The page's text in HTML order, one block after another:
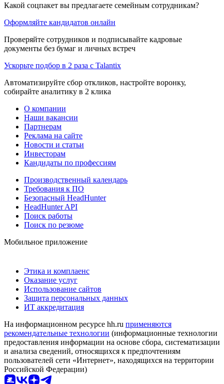
Какой соцпакет вы предлагаете семейным сотрудникам?
Оформляйте кандидатов онлайн
Проверяйте сотрудников и подписывайте кадровые
документы без бумаг и личных встреч
Ускорьте подбор в 2 раза с Talantix
Автоматизируйте сбор откликов, настройте воронку,
собирайте аналитику в 2 клика
О компании
Наши вакансии
Партнерам
Реклама на сайте
Новости и статьи
Инвесторам
Кандидаты по профессиям
Производственный календарь
Требования к ПО
Безопасный HeadHunter
HeadHunter API
Поиск работы
Поиск по резюме
Мобильное приложение
Этика и комплаенс
Оказание услуг
Использование сайтов
Защита персональных данных
ИТ аккредитация
На информационном ресурсе hh.ru применяются
рекомендательные технологии (информационные технологии
предоставления информации на основе сбора, систематизации
и анализа сведений, относящихся к предпочтениям
пользователей сети «Интернет», находящихся на территории
Российской Федерации)